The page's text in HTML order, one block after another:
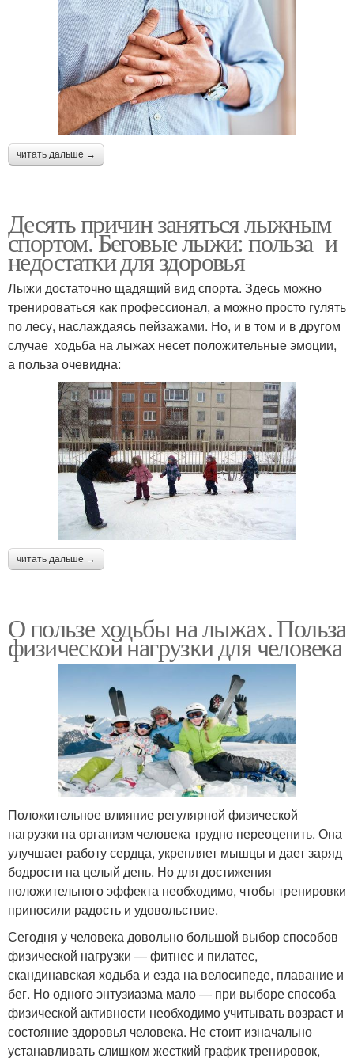
читать дальше →
Десять причин заняться лыжным
спортом. Беговые лыжи: польза и
недостатки для здоровья
Лыжи достаточно щадящий вид спорта. Здесь можно
тренироваться как профессионал, а можно просто гулять
по лесу, наслаждаясь пейзажами. Но, и в том и в другом
случае ходьба на лыжах несет положительные эмоции,
а польза очевидна:
читать дальше →
О пользе ходьбы на лыжах. Польза
физической нагрузки для человека
Положительное влияние регулярной физической
нагрузки на организм человека трудно переоценить. Она
улучшает работу сердца, укрепляет мышцы и дает заряд
бодрости на целый день. Но для достижения
положительного эффекта необходимо, чтобы тренировки
приносили радость и удовольствие.
Сегодня у человека довольно большой выбор способов
физической нагрузки — фитнес и пилатес,
скандинавская ходьба и езда на велосипеде, плавание и
бег. Но одного энтузиазма мало — при выборе способа
физической активности необходимо учитывать возраст и
состояние здоровья человека. Не стоит изначально
устанавливать слишком жесткий график тренировок,